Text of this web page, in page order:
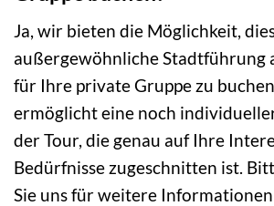
Ja, wir bieten die Möglichkeit,
außergewöhnliche Stadtführung
für Ihre private Gruppe zu
ermöglicht eine noch
der Tour, die genau auf Ihre
Bedürfnisse zugeschnitten ist.
Sie uns für weitere